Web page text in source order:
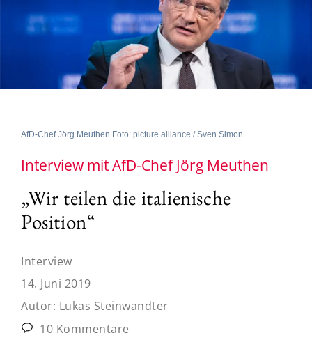
AfD-Chef Jörg Meuthen Foto: picture alliance / Sven Simon
Interview mit AfD-Chef Jörg Meuthen
„Wir teilen die italienische
Position“
Interview
14. Juni 2019
Autor: Lukas Steinwandter
10 Kommentare